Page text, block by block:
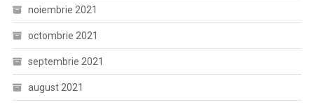
noiembrie 2021
octombrie 2021
septembrie 2021
august 2021